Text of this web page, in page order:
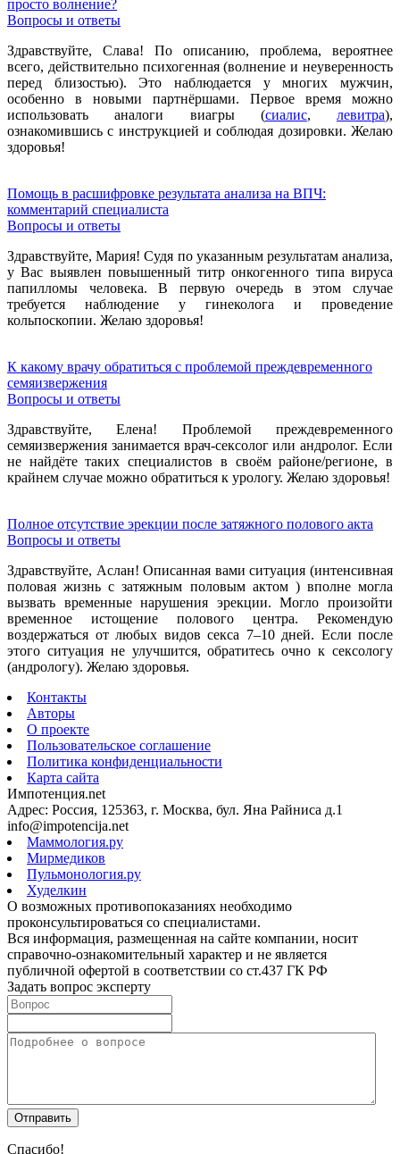
просто волнение?
Вопросы и ответы
Здравствуйте, Слава! По описанию, проблема, вероятнее
всего, действительно психогенная (волнение и неуверенность
перед близостью). Это наблюдается у многих мужчин,
особенно в новыми партнёршами. Первое время можно
использовать аналоги виагры (сиалис, левитра),
ознакомившись с инструкцией и соблюдая дозировки. Желаю
здоровья!
Помощь в расшифровке результата анализа на ВПЧ:
комментарий специалиста
Вопросы и ответы
Здравствуйте, Мария! Судя по указанным результатам анализа,
у Вас выявлен повышенный титр онкогенного типа вируса
папилломы человека. В первую очередь в этом случае
требуется наблюдение у гинеколога и проведение
кольпоскопии. Желаю здоровья!
К какому врачу обратиться с проблемой преждевременного
семяизвержения
Вопросы и ответы
Здравствуйте, Елена! Проблемой преждевременного
семяизвержения занимается врач-сексолог или андролог. Если
не найдёте таких специалистов в своём районе/регионе, в
крайнем случае можно обратиться к урологу. Желаю здоровья!
Полное отсутствие эрекции после затяжного полового акта
Вопросы и ответы
Здравствуйте, Аслан! Описанная вами ситуация (интенсивная
половая жизнь с затяжным половым актом ) вполне могла
вызвать временные нарушения эрекции. Могло произойти
временное истощение полового центра. Рекомендую
воздержаться от любых видов секса 7–10 дней. Если после
этого ситуация не улучшится, обратитесь очно к сексологу
(андрологу). Желаю здоровья.
Контакты
Авторы
О проекте
Пользовательское соглашение
Политика конфиденциальности
Карта сайта
Импотенция.net
Адрес: Россия, 125363, г. Москва, бул. Яна Райниса д.1
info@impotencija.net
Маммология.ру
Мирмедиков
Пульмонология.ру
Худелкин
О возможных противопоказаниях необходимо
проконсультироваться со специалистами.
Вся информация, размещенная на сайте компании, носит
справочно-ознакомительный характер и не является
публичной офертой в соответствии со ст.437 ГК РФ
Задать вопрос эксперту
Спасибо!